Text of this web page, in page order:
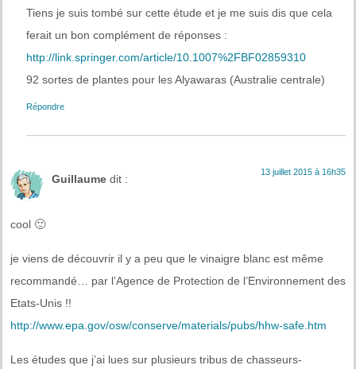
Tiens je suis tombé sur cette étude et je me suis dis que cela
ferait un bon complément de réponses :
http://link.springer.com/article/10.1007%2FBF02859310
92 sortes de plantes pour les Alyawaras (Australie centrale)
Répondre
Guillaume dit :
13 juillet 2015 à 16h35
cool 🙂
je viens de découvrir il y a peu que le vinaigre blanc est même
recommandé… par l’Agence de Protection de l’Environnement des
Etats-Unis !!
http://www.epa.gov/osw/conserve/materials/pubs/hhw-safe.htm
Les études que j’ai lues sur plusieurs tribus de chasseurs-